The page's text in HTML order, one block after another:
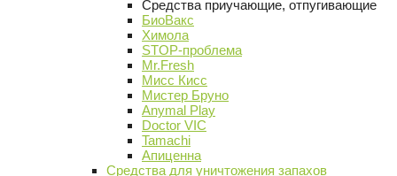
Средства приучающие, отпугивающие
БиоВакс
Химола
STOP-проблема
Mr.Fresh
Мисс Кисс
Мистер Бруно
Anymal Play
Doctor VIC
Tamachi
Апиценна
Средства для уничтожения запахов